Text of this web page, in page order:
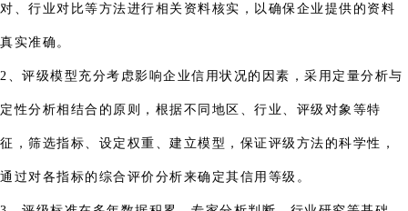
对、行业对比等方法进行相关资料核实，以确保企业提供的资料
真实准确。
2、评级模型充分考虑影响企业信用状况的因素，采用定量分析与
定性分析相结合的原则，根据不同地区、行业、评级对象等特
征，筛选指标、设定权重、建立模型，保证评级方法的科学性，
通过对各指标的综合评价分析来确定其信用等级。